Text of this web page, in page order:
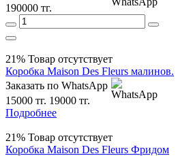
190000 тг.
21% Товар отсутствует
Коробка Maison Des Fleurs малинов.
Заказать по WhatsApp
15000 тг. 19000 тг.
Подробнее
21% Товар отсутствует
Коробка Maison Des Fleurs Фридом